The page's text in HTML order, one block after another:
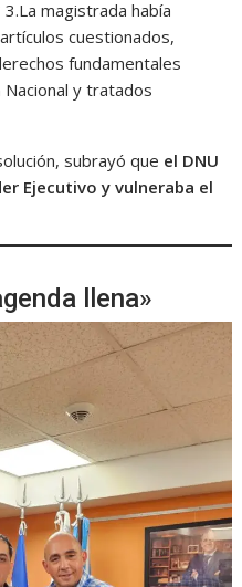
magistrada había
cuestionados,
fundamentales
y tratados
subrayó que el DNU
Ejecutivo y vulneraba el
llena»